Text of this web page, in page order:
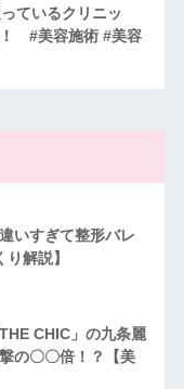
ているクリニッ
！ #美容施術 #美容
いすぎて整形バレ
解説】
CHIC」の九条麗
の〇〇倍！？【美